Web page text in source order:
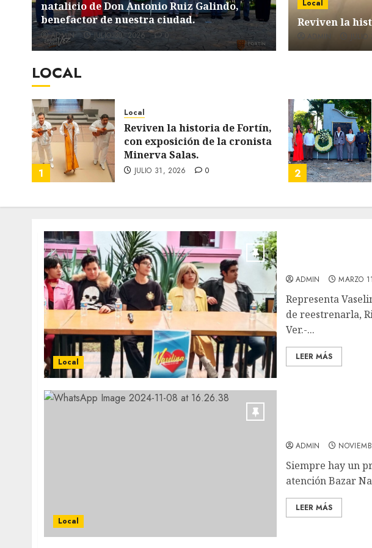
mejorada. Interviene CASF
Local
Reviven la
ADMIN
natalicio de Don Antonio Ruiz Galindo,
benefactor de nuestra ciudad.
ADMIN JULIO 30, 2026 0
LOCAL
1
Local
Reviven la historia de Fortín,
con exposición de la cronista
Minerva Salas.
JULIO 31, 2026 0 2
Local
ADMIN MARZO
Representa
de reestrenarla,
Ver.-...
LEER MÁS
Local
ADMIN
Siempre hay un
atención Bazar
LEER MÁS
ADMIN
Local
Reviven la
de la
ADMIN